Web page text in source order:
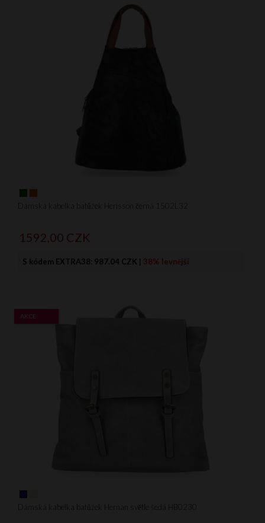
Dámská kabelka batůžek Herisson černá 1502L32
1592,00 CZK
S kódem EXTRA38: 987.04 CZK | 38% levnější
Dámská kabelka batůžek Hernan světle šedá HB0230
AKCE